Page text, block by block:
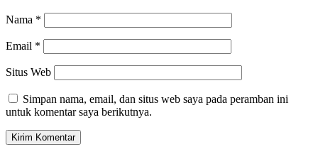
Nama *
Email *
Situs Web
Simpan nama, email, dan situs web saya pada peramban ini
untuk komentar saya berikutnya.